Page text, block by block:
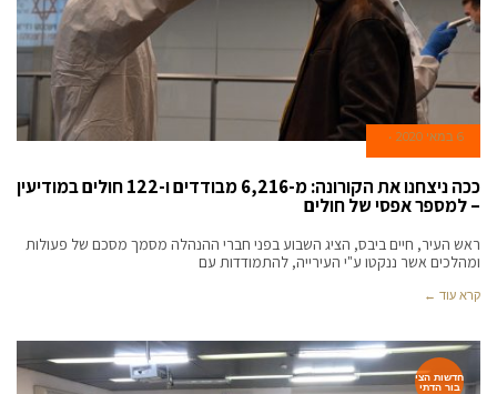
6 במאי 2020
ככה ניצחנו את הקורונה: מ-6,216 מבודדים ו-122 חולים במודיעין
– למספר אפסי של חולים
ראש העיר, חיים ביבס, הציג השבוע בפני חברי ההנהלה מסמך מסכם של פעולות
ומהלכים אשר ננקטו ע"י העירייה, להתמודדות עם
קרא עוד ←
חדשות הצי
בור הדתי